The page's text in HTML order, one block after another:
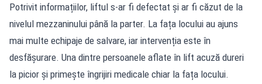
Potrivit informațiilor, liftul s-ar fi defectat și ar fi căzut de la
nivelul mezzaninului până la parter. La fața locului au ajuns
mai multe echipaje de salvare, iar intervenția este în
desfășurare. Una dintre persoanele aflate în lift acuză dureri
la picior și primește îngrijiri medicale chiar la fața locului.